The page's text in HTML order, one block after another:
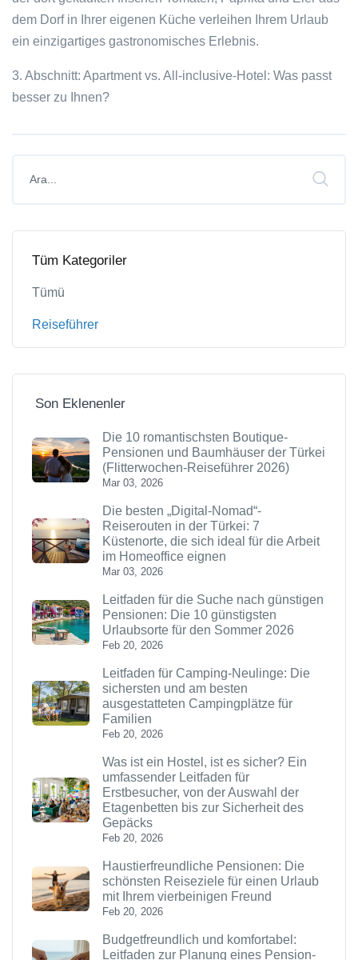
dem Dorf in Ihrer eigenen Küche verleihen Ihrem Urlaub
ein einzigartiges gastronomisches Erlebnis.
3. Abschnitt: Apartment vs. All-inclusive-Hotel: Was passt
besser zu Ihnen?
Tüm Kategoriler
Tümü
Reiseführer
Son Eklenenler
Die 10 romantischsten Boutique-
Pensionen und Baumhäuser der Türkei
(Flitterwochen-Reiseführer 2026)
Mar 03, 2026
Die besten „Digital-Nomad“-
Reiserouten in der Türkei: 7
Küstenorte, die sich ideal für die Arbeit
im Homeoffice eignen
Mar 03, 2026
Leitfaden für die Suche nach günstigen
Pensionen: Die 10 günstigsten
Urlaubsorte für den Sommer 2026
Feb 20, 2026
Leitfaden für Camping-Neulinge: Die
sichersten und am besten
ausgestatteten Campingplätze für
Familien
Feb 20, 2026
Was ist ein Hostel, ist es sicher? Ein
umfassender Leitfaden für
Erstbesucher, von der Auswahl der
Etagenbetten bis zur Sicherheit des
Gepäcks
Feb 20, 2026
Haustierfreundliche Pensionen: Die
schönsten Reiseziele für einen Urlaub
mit Ihrem vierbeinigen Freund
Feb 20, 2026
Budgetfreundlich und komfortabel:
Leitfaden zur Planung eines Pension-